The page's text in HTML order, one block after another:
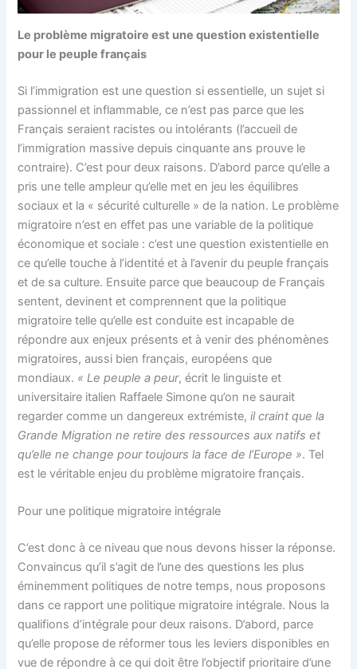
Le problème migratoire est une question existentielle
pour le peuple français
Si l’immigration est une question si essentielle, un sujet si
passionnel et inflammable, ce n’est pas parce que les
Français seraient racistes ou intolérants (l’accueil de
l’immigration massive depuis cinquante ans prouve le
contraire). C’est pour deux raisons. D’abord parce qu’elle a
pris une telle ampleur qu’elle met en jeu les équilibres
sociaux et la « sécurité culturelle » de la nation. Le problème
migratoire n’est en effet pas une variable de la politique
économique et sociale : c’est une question existentielle en
ce qu’elle touche à l’identité et à l’avenir du peuple français
et de sa culture. Ensuite parce que beaucoup de Français
sentent, devinent et comprennent que la politique
migratoire telle qu’elle est conduite est incapable de
répondre aux enjeux présents et à venir des phénomènes
migratoires, aussi bien français, européens que
mondiaux. « Le peuple a peur, écrit le linguiste et
universitaire italien Raffaele Simone qu’on ne saurait
regarder comme un dangereux extrémiste,il craint que la
Grande Migration ne retire des ressources aux natifs et
qu’elle ne change pour toujours la face de l’Europe ». Tel
est le véritable enjeu du problème migratoire français.
Pour une politique migratoire intégrale
C’est donc à ce niveau que nous devons hisser la réponse.
Convaincus qu’il s’agit de l’une des questions les plus
éminemment politiques de notre temps, nous proposons
dans ce rapport une politique migratoire intégrale. Nous la
qualifions d’intégrale pour deux raisons. D’abord, parce
qu’elle propose de réformer tous les leviers disponibles en
vue de répondre à ce qui doit être l’objectif prioritaire d’une